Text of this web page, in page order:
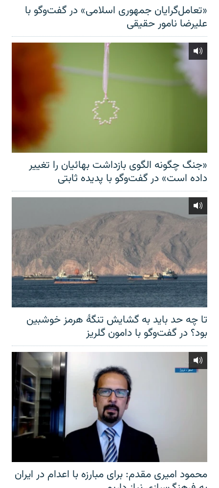
«تعامل‌گرایان جمهوری اسلامی» در گفت‌وگو با
علیرضا نامور حقیقی
«جنگ چگونه الگوی بازداشت بهائیان را تغییر
داده است» در گفت‌وگو با پدیده ثابتی
تا چه حد باید به گشایش تنگهٔ هرمز خوشبین
بود؟ در گفت‌وگو با دامون گلریز
محمود امیری مقدم: برای مبارزه با اعدام در ایران